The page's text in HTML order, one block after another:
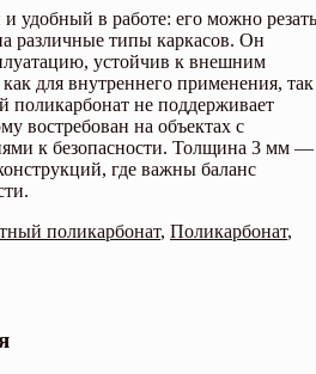
удобный в работе: его можно
различные типы каркасов. Он
устойчив к внешним
для внутреннего применения, так
не поддерживает
востребован на объектах с
к безопасности. Толщина 3 мм —
где важны баланс
поликарбонат, Поликарбонат,